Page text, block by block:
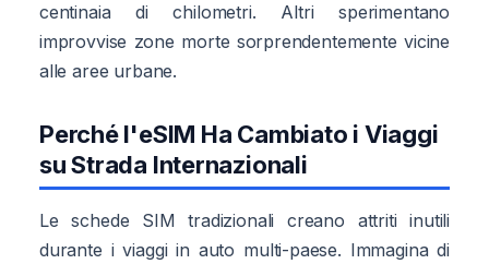
centinaia di chilometri. Altri sperimentano
improvvise zone morte sorprendentemente vicine
alle aree urbane.
Perché l'eSIM Ha Cambiato i Viaggi
su Strada Internazionali
Le schede SIM tradizionali creano attriti inutili
durante i viaggi in auto multi-paese. Immagina di